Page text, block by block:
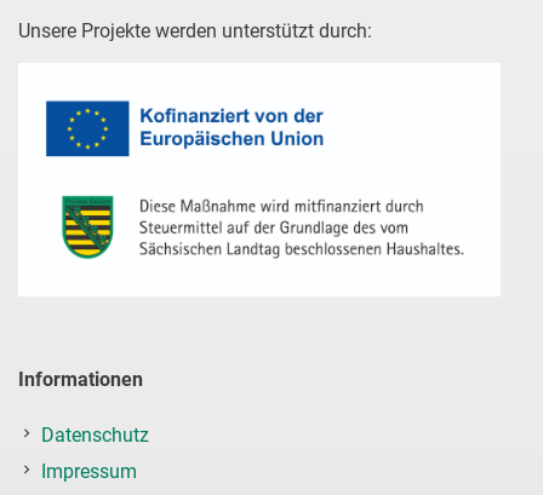
Unsere Projekte werden unterstützt durch:
Informationen
Datenschutz
Impressum